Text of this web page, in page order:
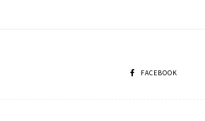
FACEBOOK